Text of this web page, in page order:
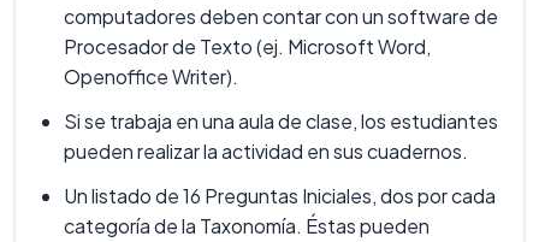
computadores deben contar con un software de
Procesador de Texto (ej. Microsoft Word,
Openoffice Writer).
Si se trabaja en una aula de clase, los estudiantes
pueden realizar la actividad en sus cuadernos.
Un listado de 16 Preguntas Iniciales, dos por cada
categoría de la Taxonomía. Éstas pueden